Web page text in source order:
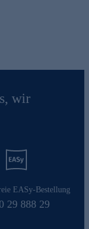
wir
EASy-Bestellung
29 888 29